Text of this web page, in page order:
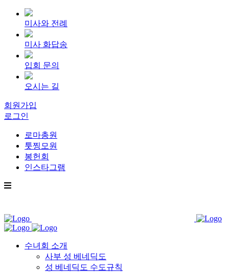
미사와 전례
미사 화답송
입회 문의
오시는 길
회원가입
로그인
로마총원
툿찡모원
봉헌회
인스타그램
수녀회 소개
사부 성 베네딕도
성 베네딕도 수도규칙